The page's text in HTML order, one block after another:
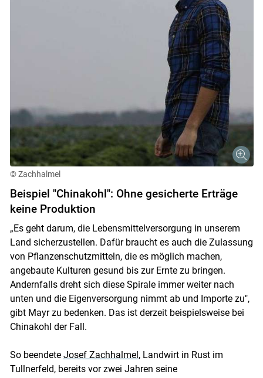
© Zachhalmel
Beispiel "Chinakohl": Ohne gesicherte Erträge
keine Produktion
„Es geht darum, die Lebensmittelversorgung in unserem
Land sicherzustellen. Dafür braucht es auch die Zulassung
von Pflanzenschutzmitteln, die es möglich machen,
angebaute Kulturen gesund bis zur Ernte zu bringen.
Andernfalls dreht sich diese Spirale immer weiter nach
unten und die Eigenversorgung nimmt ab und Importe zu",
gibt Mayr zu bedenken. Das ist derzeit beispielsweise bei
Chinakohl der Fall.
So beendete Josef Zachhalmel , Landwirt in Rust im
Tullnerfeld, bereits vor zwei Jahren seine